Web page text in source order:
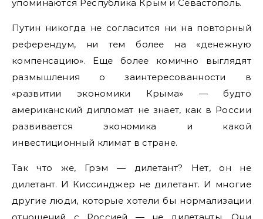
упоминаются Республика Крым и Севастополь.
Путин никогда не согласится ни на повторный
референдум, ни тем более на «денежную
компенсацию». Еще более комично выглядят
размышления о заинтересованности в
«развитии экономики Крыма» — будто
американский дипломат не знает, как в России
развивается экономика и какой
инвестиционный климат в стране.
Так что же, Грэм — дилетант? Нет, он не
дилетант. И Киссинджер не дилетант. И многие
другие люди, которые хотели бы нормализации